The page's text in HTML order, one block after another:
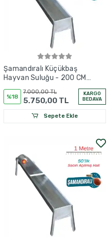
Şamandıralı Küçükbaş
Hayvan Suluğu - 200 CM
%18
7.000,00 TL
5.750,00 TL
KARGO
BEDAVA
Sepete Ekle